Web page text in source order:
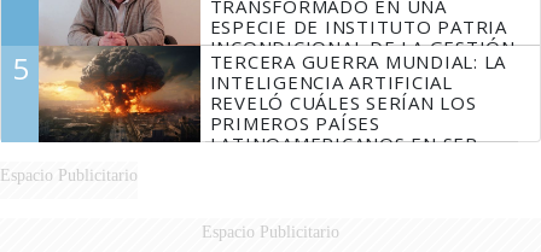
TRANSFORMADO EN UNA
ESPECIE DE INSTITUTO PATRIA
INCONDICIONAL DE LA GESTIÓN
DE MILEI"
5
TERCERA GUERRA MUNDIAL: LA
INTELIGENCIA ARTIFICIAL
REVELÓ CUÁLES SERÍAN LOS
PRIMEROS PAÍSES
LATINOAMERICANOS EN SER
Espacio Publicitario
Espacio Publicitario